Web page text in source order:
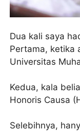
Dua kali saya
Pertama, ketika
Universitas
Kedua, kala
Honoris Causa
Selebihnya,